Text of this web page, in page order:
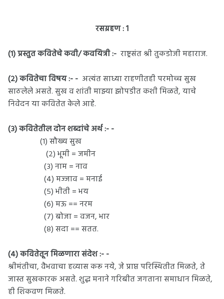
रसग्रहण : 1
(१) प्रस्तुत कवितेचे कवी/ कवयित्री :- राष्ट्रसंत श्री तुकडोजी महाराज.
(२) कवितेचा विषय :- - अत्यंत साध्या राहणीतही परमोच्च सुख
साठलेले असते. सुख व शांती माझ्या झोपडीत कशी मिळते, याचे
निवेदन या कवितेत केले आहे.
(३) कवितेतील दोन शब्दांचे अर्थ :- -
(१) सौख्य सुख
(२) भूमी = जमीन
(३) नाम = नाव
(४) मज्जाव = मनाई
(५) भीती = भय
(६) मऊ == नरम
(७) बोजा = वजन, भार
(८) सदा == सतत.
(४) कवितेतून मिळणारा संदेश :- -
श्रीमंतीचा, वैभवाचा हव्यास करू नये, जे प्राप्त परिस्थितीत मिळते, ते
जास्त सुखकारक असते. शुद्ध मनाने गरिबीत जगताना समाधान मिळते,
ही शिकवण मिळते.